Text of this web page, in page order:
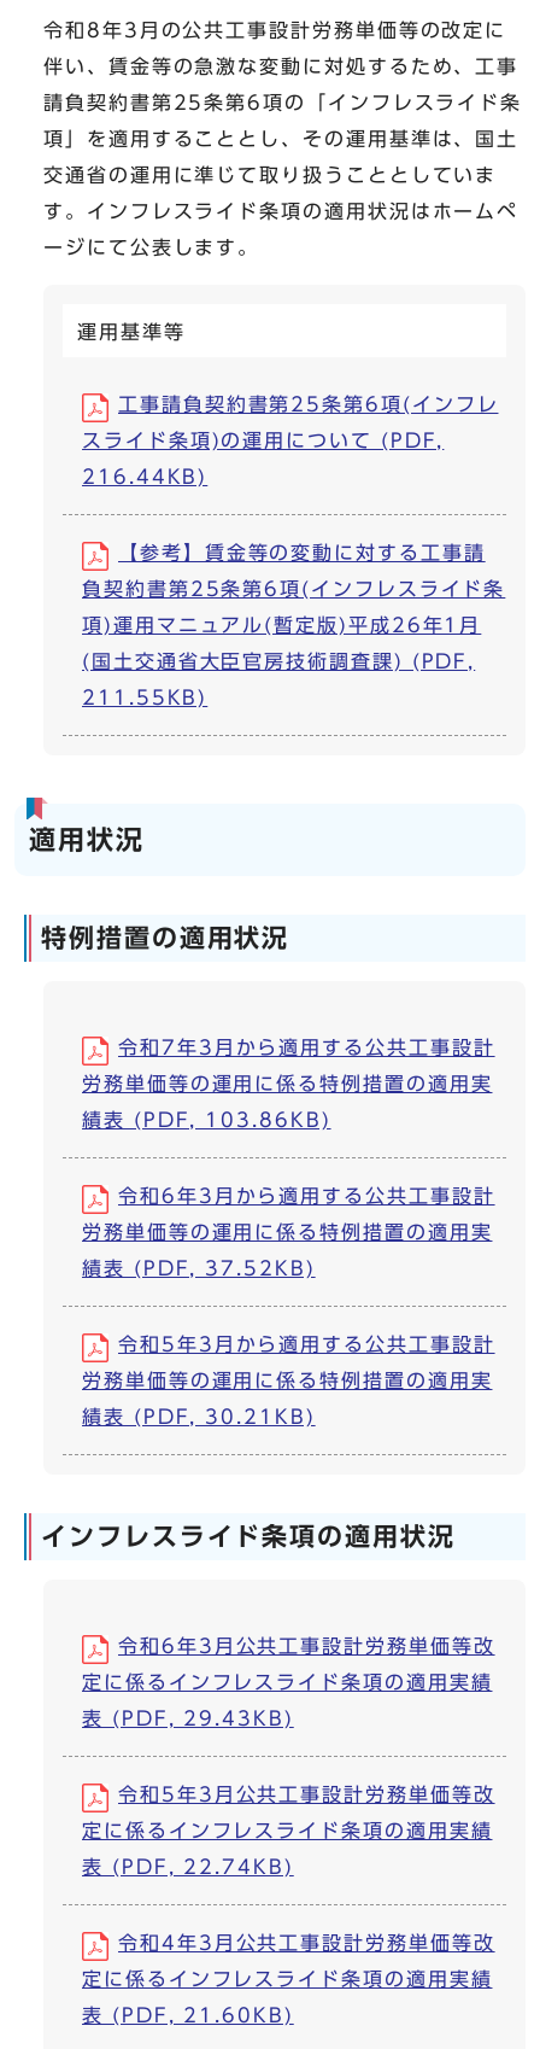
令和8年3月の公共工事設計労務単価等の改定に
伴い、賃金等の急激な変動に対処するため、工事
請負契約書第25条第6項の「インフレスライド条
項」を適用することとし、その運用基準は、国土
交通省の運用に準じて取り扱うこととしていま
す。インフレスライド条項の適用状況はホームペ
ージにて公表します。
運用基準等
工事請負契約書第25条第6項(インフレ
スライド条項)の運用について (PDF,
216.44KB)
【参考】賃金等の変動に対する工事請
負契約書第25条第6項(インフレスライド条
項)運用マニュアル(暫定版)平成26年1月
(国土交通省大臣官房技術調査課) (PDF,
211.55KB)
適用状況
特例措置の適用状況
令和7年3月から適用する公共工事設計
労務単価等の運用に係る特例措置の適用実
績表 (PDF, 103.86KB)
令和6年3月から適用する公共工事設計
労務単価等の運用に係る特例措置の適用実
績表 (PDF, 37.52KB)
令和5年3月から適用する公共工事設計
労務単価等の運用に係る特例措置の適用実
績表 (PDF, 30.21KB)
インフレスライド条項の適用状況
令和6年3月公共工事設計労務単価等改
定に係るインフレスライド条項の適用実績
表 (PDF, 29.43KB)
令和5年3月公共工事設計労務単価等改
定に係るインフレスライド条項の適用実績
表 (PDF, 22.74KB)
令和4年3月公共工事設計労務単価等改
定に係るインフレスライド条項の適用実績
表 (PDF, 21.60KB)